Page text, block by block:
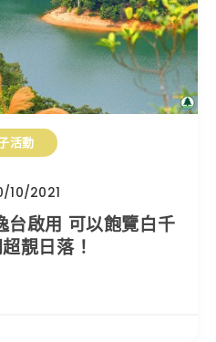
活動
10/2021
台啟用 可以飽覽白千
靚日落！